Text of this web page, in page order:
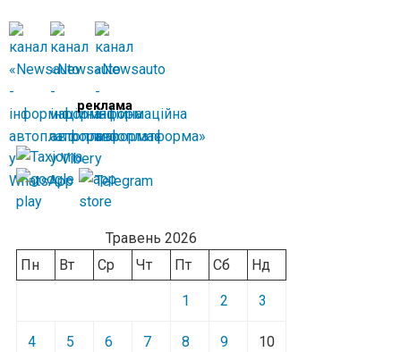
реклама
Травень 2026
Пн
Вт Ср Чт Пт Сб Нд
1 2 3
4 5 6 7 8 9 10